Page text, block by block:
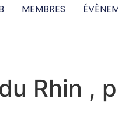
MEMBRES
Rhin ,